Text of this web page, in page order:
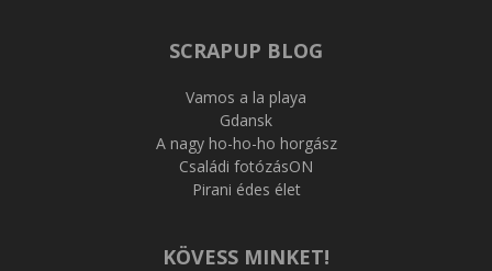
SCRAPUP BLOG
Vamos a la playa
Gdansk
A nagy ho-ho-ho horgász
Családi fotózásON
Pirani édes élet
KÖVESS MINKET!